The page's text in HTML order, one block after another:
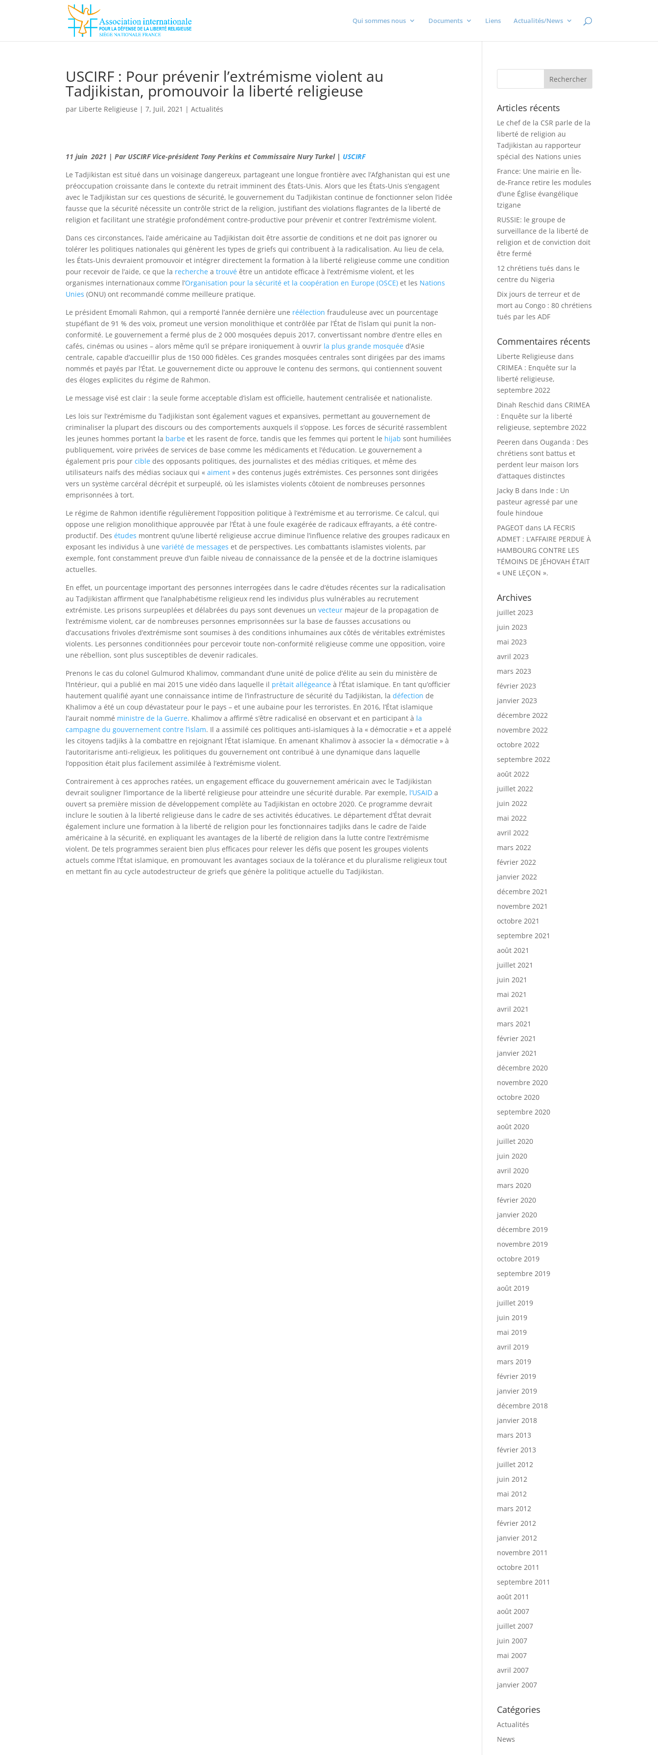
Qui sommes nous Documents Liens Actualités/News
USCIRF : Pour prévenir l’extrémisme violent au
Tadjikistan, promouvoir la liberté religieuse
par Liberte Religieuse |7, Juil, 2021 |Actualités
11 juin 2021 | Par USCIRF Vice-président Tony Perkins et Commissaire Nury Turkel | USCIRF
Le Tadjikistan est situé dans un voisinage dangereux, partageant une longue frontière avec l’Afghanistan qui est une
préoccupation croissante dans le contexte du retrait imminent des États-Unis. Alors que les États-Unis s’engagent
avec le Tadjikistan sur ces questions de sécurité, le gouvernement du Tadjikistan continue de fonctionner selon l’idée
fausse que la sécurité nécessite un contrôle strict de la religion, justifiant des violations flagrantes de la liberté de
religion et facilitant une stratégie profondément contre-productive pour prévenir et contrer l’extrémisme violent.
Dans ces circonstances, l’aide américaine au Tadjikistan doit être assortie de conditions et ne doit pas ignorer ou
tolérer les politiques nationales qui génèrent les types de griefs qui contribuent à la radicalisation. Au lieu de cela,
les États-Unis devraient promouvoir et intégrer directement la formation à la liberté religieuse comme une condition
pour recevoir de l’aide, ce que la recherche atrouvé être un antidote efficace à l’extrémisme violent, et les
organismes internationaux comme l’Organisation pour la sécurité et la coopération en Europe (OSCE) et les Nations
Unies (ONU) ont recommandé comme meilleure pratique.
Le président Emomali Rahmon, qui a remporté l’année dernière une réélection frauduleuse avec un pourcentage
stupéfiant de 91 % des voix, promeut une version monolithique et contrôlée par l’État de l’islam qui punit la non-
conformité. Le gouvernement a fermé plus de 2 000 mosquées depuis 2017, convertissant nombre d’entre elles en
cafés, cinémas ou usines – alors même qu’il se prépare ironiquement à ouvrir la plus grande mosquée d’Asie
centrale, capable d’accueillir plus de 150 000 fidèles. Ces grandes mosquées centrales sont dirigées par des imams
nommés et payés par l’État. Le gouvernement dicte ou approuve le contenu des sermons, qui contiennent souvent
des éloges explicites du régime de Rahmon.
Le message visé est clair : la seule forme acceptable d’islam est officielle, hautement centralisée et nationaliste.
Les lois sur l’extrémisme du Tadjikistan sont également vagues et expansives, permettant au gouvernement de
criminaliser la plupart des discours ou des comportements auxquels il s’oppose. Les forces de sécurité rassemblent
les jeunes hommes portant la barbe et les rasent de force, tandis que les femmes qui portent le hijab sont humiliées
publiquement, voire privées de services de base comme les médicaments et l’éducation. Le gouvernement a
également pris pourcible des opposants politiques, des journalistes et des médias critiques, et même des
utilisateurs naïfs des médias sociaux qui «aiment » des contenus jugés extrémistes. Ces personnes sont dirigées
vers un système carcéral décrépit et surpeuplé, où les islamistes violents côtoient de nombreuses personnes
emprisonnées à tort.
Le régime de Rahmon identifie régulièrement l’opposition politique à l’extrémisme et au terrorisme. Ce calcul, qui
oppose une religion monolithique approuvée par l’État à une foule exagérée de radicaux effrayants, a été contre-
productif. Desétudes montrent qu’une liberté religieuse accrue diminue l’influence relative des groupes radicaux en
exposant les individus à unevariété de messages et de perspectives. Les combattants islamistes violents, par
exemple, font constamment preuve d’un faible niveau de connaissance de la pensée et de la doctrine islamiques
actuelles.
En effet, un pourcentage important des personnes interrogées dans le cadre d’études récentes sur la radicalisation
au Tadjikistan affirment que l’analphabétisme religieux rend les individus plus vulnérables au recrutement
extrémiste. Les prisons surpeuplées et délabrées du pays sont devenues unvecteur majeur de la propagation de
l’extrémisme violent, car de nombreuses personnes emprisonnées sur la base de fausses accusations ou
d’accusations frivoles d’extrémisme sont soumises à des conditions inhumaines aux côtés de véritables extrémistes
violents. Les personnes conditionnées pour percevoir toute non-conformité religieuse comme une opposition, voire
une rébellion, sont plus susceptibles de devenir radicales.
Prenons le cas du colonel Gulmurod Khalimov, commandant d’une unité de police d’élite au sein du ministère de
l’Intérieur, qui a publié en mai 2015 une vidéo dans laquelle il prêtait allégeance à l’État islamique. En tant qu’officier
hautement qualifié ayant une connaissance intime de l’infrastructure de sécurité du Tadjikistan, ladéfection de
Khalimov a été un coup dévastateur pour le pays – et une aubaine pour les terroristes. En 2016, l’État islamique
l’aurait nommé ministre de la Guerre. Khalimov a affirmé s’être radicalisé en observant et en participant à la
campagne du gouvernement contre l’islam. Il a assimilé ces politiques anti-islamiques à la « démocratie » et a appelé
les citoyens tadjiks à la combattre en rejoignant l’État islamique. En amenant Khalimov à associer la « démocratie » à
l’autoritarisme anti-religieux, les politiques du gouvernement ont contribué à une dynamique dans laquelle
l’opposition était plus facilement assimilée à l’extrémisme violent.
Contrairement à ces approches ratées, un engagement efficace du gouvernement américain avec le Tadjikistan
devrait souligner l’importance de la liberté religieuse pour atteindre une sécurité durable. Par exemple, l’USAID a
ouvert sa première mission de développement complète au Tadjikistan en octobre 2020. Ce programme devrait
inclure le soutien à la liberté religieuse dans le cadre de ses activités éducatives. Le département d’État devrait
également inclure une formation à la liberté de religion pour les fonctionnaires tadjiks dans le cadre de l’aide
américaine à la sécurité, en expliquant les avantages de la liberté de religion dans la lutte contre l’extrémisme
violent. De tels programmes seraient bien plus efficaces pour relever les défis que posent les groupes violents
actuels comme l’État islamique, en promouvant les avantages sociaux de la tolérance et du pluralisme religieux tout
en mettant fin au cycle autodestructeur de griefs que génère la politique actuelle du Tadjikistan.
Articles récents
Le chef de la CSR parle de la
liberté de religion au
Tadjikistan au rapporteur
spécial des Nations unies
France: Une mairie en Île-
de-France retire les modules
d’une Église évangélique
tzigane
RUSSIE: le groupe de
surveillance de la liberté de
religion et de conviction doit
être fermé
12 chrétiens tués dans le
centre du Nigeria
Dix jours de terreur et de
mort au Congo : 80 chrétiens
tués par les ADF
Commentaires récents
Liberte Religieuse dans
CRIMEA : Enquête sur la
liberté religieuse,
septembre 2022
Dinah Reschid dans CRIMEA
: Enquête sur la liberté
religieuse, septembre 2022
Peeren dans Ouganda : Des
chrétiens sont battus et
perdent leur maison lors
d’attaques distinctes
Jacky B dans Inde : Un
pasteur agressé par une
foule hindoue
PAGEOT dans LA FECRIS
ADMET : L’AFFAIRE PERDUE À
HAMBOURG CONTRE LES
TÉMOINS DE JÉHOVAH ÉTAIT
« UNE LEÇON ».
Archives
juillet 2023
juin 2023
mai 2023
avril 2023
mars 2023
février 2023
janvier 2023
décembre 2022
novembre 2022
octobre 2022
septembre 2022
août 2022
juillet 2022
juin 2022
mai 2022
avril 2022
mars 2022
février 2022
janvier 2022
décembre 2021
novembre 2021
octobre 2021
septembre 2021
août 2021
juillet 2021
juin 2021
mai 2021
avril 2021
mars 2021
février 2021
janvier 2021
décembre 2020
novembre 2020
octobre 2020
septembre 2020
août 2020
juillet 2020
juin 2020
avril 2020
mars 2020
février 2020
janvier 2020
décembre 2019
novembre 2019
octobre 2019
septembre 2019
août 2019
juillet 2019
juin 2019
mai 2019
avril 2019
mars 2019
février 2019
janvier 2019
décembre 2018
janvier 2018
mars 2013
février 2013
juillet 2012
juin 2012
mai 2012
mars 2012
février 2012
janvier 2012
novembre 2011
octobre 2011
septembre 2011
août 2011
août 2007
juillet 2007
juin 2007
mai 2007
avril 2007
janvier 2007
Catégories
Actualités
News